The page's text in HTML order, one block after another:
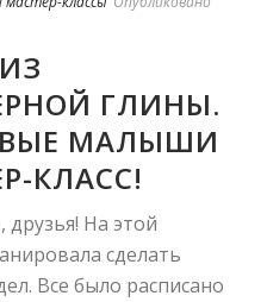
ГЛИНЫ.
МАЛЫШИ
КЛАСС!
друзья! На этой
сделать
Все было расписано